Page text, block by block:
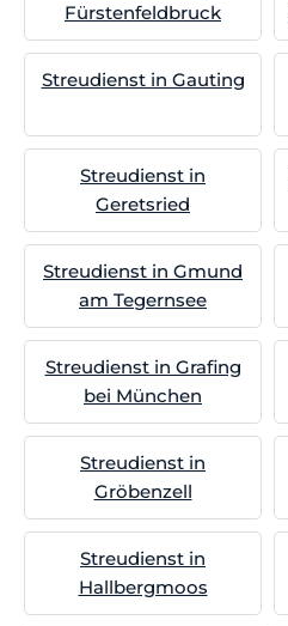
Fürstenfeldbruck
Streudienst in Gauting
Streudienst in
Geretsried
Streudienst in Gmund
am Tegernsee
Streudienst in Grafing
bei München
Streudienst in
Gröbenzell
Streudienst in
Hallbergmoos